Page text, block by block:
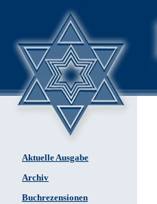
Aktuelle Ausgabe
Archiv
Buchrezensionen